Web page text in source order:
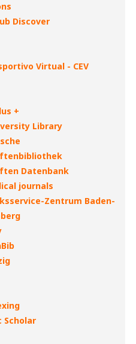
Discover
Virtual - CEV
+
Library
Datenbank
journals
Zentrum Baden-
Scholar